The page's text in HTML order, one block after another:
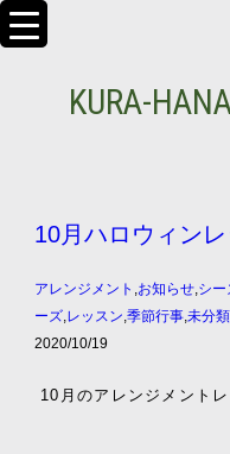
KURA-
10月ハロウィン
アレンジメント ,お知らせ,シー
ーズ,レッスン,季節行事,未分類
2020/10/19
10月のアレンジメント